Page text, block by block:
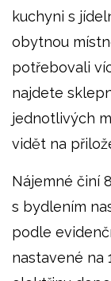
kuchyni s
obytnou
potřebovali
najdete
jednotlivých
vidět na
Nájemné činí
s bydlením
podle
nastavené na